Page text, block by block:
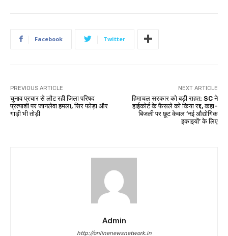
Facebook Twitter
PREVIOUS ARTICLE
चुनाव प्रचार से लौट रही जिला परिषद
प्रत्याशी पर जानलेवा हमला, सिर फोड़ा और
गाड़ी भी तोड़ी
NEXT ARTICLE
हिमाचल सरकार को बड़ी राहत: SC ने
हाईकोर्ट के फैसले को किया रद्द, कहा-
बिजली पर छूट केवल ‘नई औद्योगिक
इकाइयों’ के लिए
Admin
http://onlinenewsnetwork.in